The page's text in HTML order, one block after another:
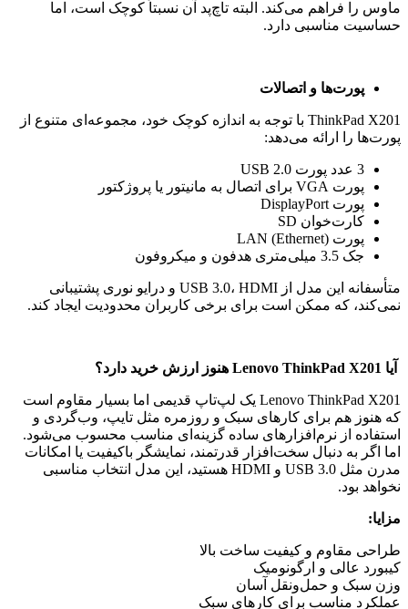
ماوس را فراهم می‌کند. البته تاچ‌پد آن نسبتاً کوچک است، اما
حساسیت مناسبی دارد.
پورت‌ها و اتصالات
ThinkPad X201 با توجه به اندازه کوچک خود، مجموعه‌ای متنوع از
پورت‌ها را ارائه می‌دهد:
3 عدد پورت USB 2.0
پورت VGA برای اتصال به مانیتور یا پروژکتور
پورت DisplayPort
کارت‌خوان SD
پورت LAN (Ethernet)
جک 3.5 میلی‌متری هدفون و میکروفون
متأسفانه این مدل از USB 3.0، HDMI و درایو نوری پشتیبانی
نمی‌کند، که ممکن است برای برخی کاربران محدودیت ایجاد کند.
آیا هنوز ارزش خرید دارد؟
Lenovo ThinkPad X201 یک لپ‌تاپ قدیمی اما بسیار مقاوم است
که هنوز هم برای کارهای سبک و روزمره مثل تایپ، وب‌گردی و
استفاده از نرم‌افزارهای ساده گزینه‌ای مناسب محسوب می‌شود.
اما اگر به دنبال سخت‌افزار قدرتمند، نمایشگر باکیفیت یا امکانات
مدرن مثل USB 3.0 و HDMI هستید، این مدل انتخاب مناسبی
نخواهد بود.
مزایا:
طراحی مقاوم و کیفیت ساخت بالا
کیبورد عالی و ارگونومیک
وزن سبک و حمل‌ونقل آسان
عملکرد مناسب برای کارهای سبک